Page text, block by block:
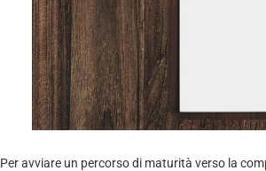
Per avviare un percorso di maturità verso la